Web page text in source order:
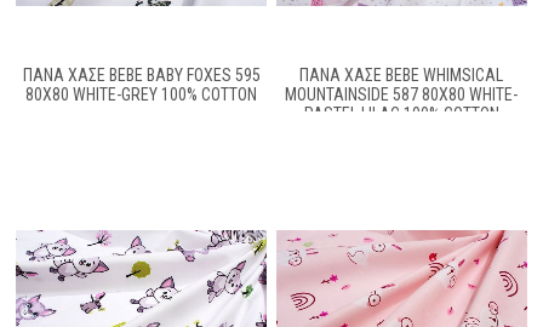
ΠΆΝΑ ΧΑΣΈ BEBE BABY FOXES 595
80X80 WHITE-GREY 100% COTTON
ΠΆΝΑ ΧΑΣΈ BEBE WHIMSICAL
MOUNTAINSIDE 587 80X80 WHITE-
PASTEL LILAC 100% COTTON